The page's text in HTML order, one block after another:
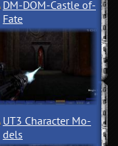
DM-DOM-Castle of­
Fate
UT3 Character Mo­
dels